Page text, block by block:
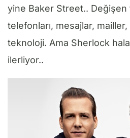
yine Baker Street.. Değişen
telefonları, mesajlar,
teknoloji. Ama Sherlock
ilerliyor..